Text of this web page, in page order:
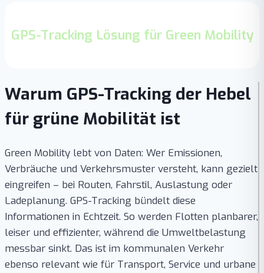
GPS-Tracking Lösung für Green Mobility
Warum GPS-Tracking der Hebel
für grüne Mobilität ist
Green Mobility lebt von Daten: Wer Emissionen,
Verbräuche und Verkehrsmuster versteht, kann gezielt
eingreifen – bei Routen, Fahrstil, Auslastung oder
Ladeplanung. GPS-Tracking bündelt diese
Informationen in Echtzeit. So werden Flotten planbarer,
leiser und effizienter, während die Umweltbelastung
messbar sinkt. Das ist im kommunalen Verkehr
ebenso relevant wie für Transport, Service und urbane